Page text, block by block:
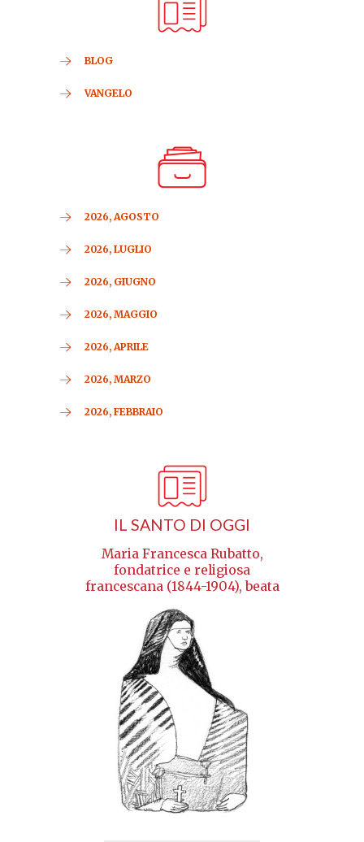
BLOG
VANGELO
2026, AGOSTO
2026, LUGLIO
2026, GIUGNO
2026, MAGGIO
2026, APRILE
2026, MARZO
2026, FEBBRAIO
IL SANTO DI OGGI
Maria Francesca Rubatto,
fondatrice e religiosa
francescana (1844-1904), beata